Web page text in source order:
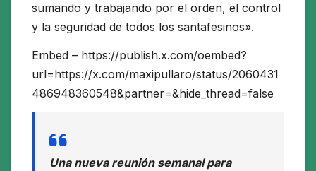
sumando y trabajando por el orden, el control
y la seguridad de todos los santafesinos».
Embed – https://publish.x.com/oembed?
url=https://x.com/maxipullaro/status/2060431
486948360548&partner=&hide_thread=false
Una nueva reunión semanal para